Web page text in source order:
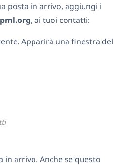
posta in arrivo, aggiungi i
, ai tuoi contatti:
Apparirà una finestra del
in arrivo. Anche se questo